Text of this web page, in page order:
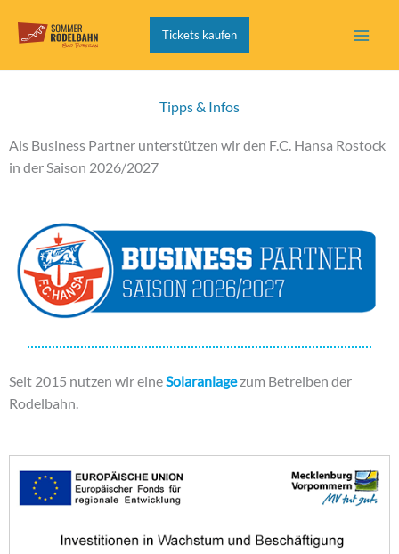
Inhalt
Tickets kaufen
Tipps & Infos
Als Business Partner unterstützen wir den F.C. Hansa Rostock
in der Saison 2026/2027
Seit 2015 nutzen wir eineSolaranlagezum Betreiben der
Rodelbahn.